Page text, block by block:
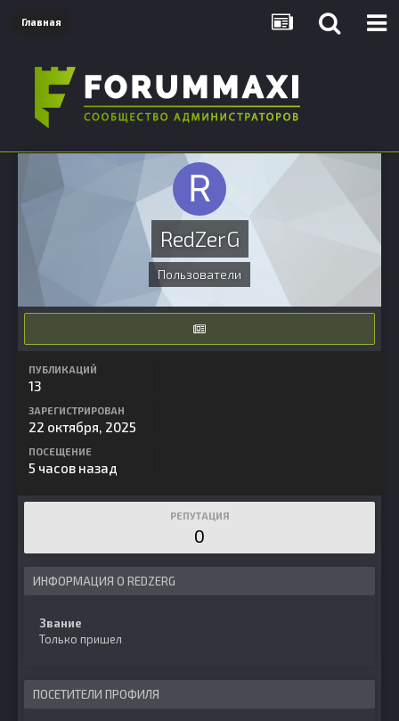
Главная
RedZerG
Пользователи
ПУБЛИКАЦИЙ
13
ЗАРЕГИСТРИРОВАН
22 октября, 2025
ПОСЕЩЕНИЕ
5 часов назад
РЕПУТАЦИЯ
0
ИНФОРМАЦИЯ О REDZERG
Звание
Только пришел
ПОСЕТИТЕЛИ ПРОФИЛЯ